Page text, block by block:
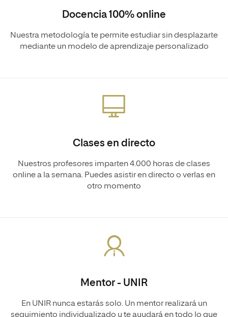
Docencia 100% online
Nuestra metodología te permite estudiar sin desplazarte
mediante un modelo de aprendizaje personalizado
Clases en directo
Nuestros profesores imparten 4.000 horas de clases
online a la semana. Puedes asistir en directo o verlas en
otro momento
Mentor - UNIR
En UNIR nunca estarás solo. Un mentor realizará un
seguimiento individualizado y te ayudará en todo lo que